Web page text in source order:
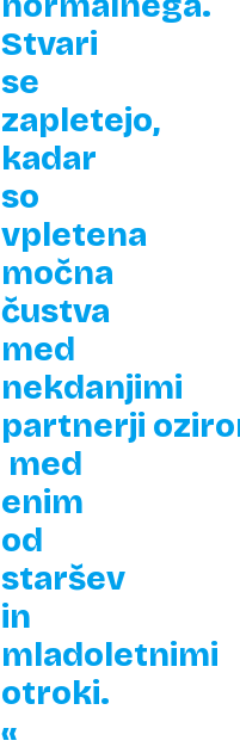
Stvari
se
zapletejo,
kadar
so
vpletena
močna
čustva
med
nekdanjimi
partnerji
med
enim
od
staršev
in
mladoletnimi
otroki.
«